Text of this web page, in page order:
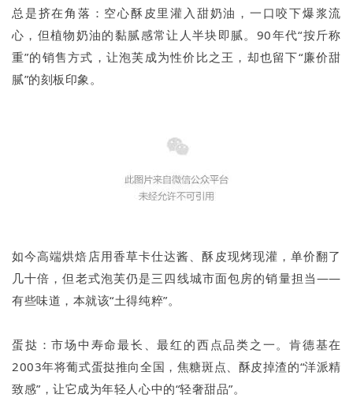
总是挤在角落：空心酥皮里灌入甜奶油，一口咬下爆浆流
心，但植物奶油的黏腻感常让人半块即腻。90年代“按斤称
重”的销售方式，让泡芙成为性价比之王，却也留下“廉价甜
腻”的刻板印象。
如今高端烘焙店用香草卡仕达酱、酥皮现烤现灌，单价翻了
几十倍，但老式泡芙仍是三四线城市面包房的销量担当——
有些味道，本就该“土得纯粹”。
蛋挞：市场中寿命最长、最红的西点品类之一。肯德基在
2003年将葡式蛋挞推向全国，焦糖斑点、酥皮掉渣的“洋派精
致感”，让它成为年轻人心中的“轻奢甜品”。